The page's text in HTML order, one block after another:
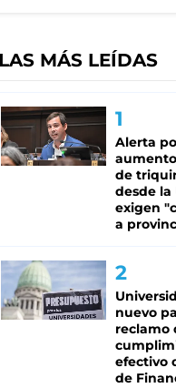
LAS MÁS LEÍDAS
Alerta
de
desde la
exigen
a
nuevo
reclamo
efectivo
de